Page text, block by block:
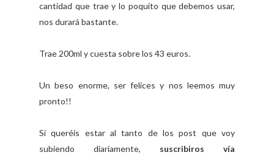
cantidad que trae y lo poquito que debemos usar,
nos durará bastante.
Trae 200ml y cuesta sobre los 43 euros.
Un beso enorme, ser felices y nos leemos muy
pronto!!
Si queréis estar al tanto de los post que voy
subiendo diariamente, suscribiros vía